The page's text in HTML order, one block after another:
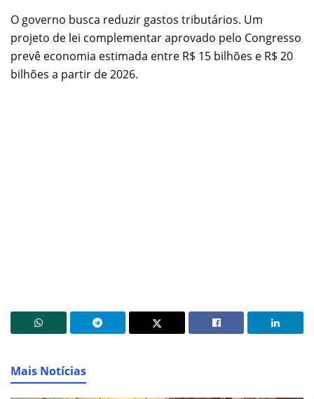
O governo busca reduzir gastos tributários. Um
projeto de lei complementar aprovado pelo Congresso
prevê economia estimada entre R$ 15 bilhões e R$ 20
bilhões a partir de 2026.
Mais Notícias